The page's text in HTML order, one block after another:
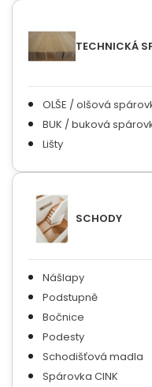
TECHNICKÁ
OLŠE / olšová
BUK / buková
Lišty
SCHODY
Nášlapy
Podstupně
Bočnice
Podesty
Schodišťová madla
Spárovka CINK